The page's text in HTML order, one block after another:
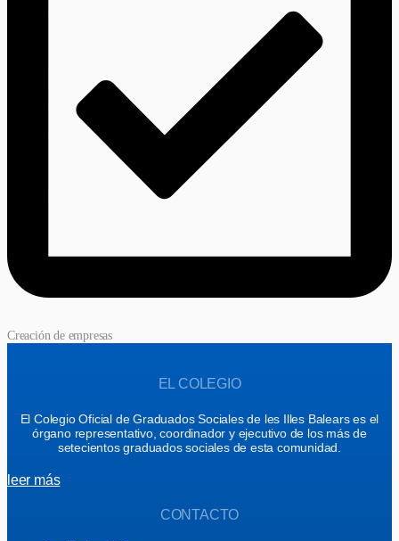
Creación de empresas
EL COLEGIO
El Colegio Oficial de Graduados Sociales de les Illes Balears es el
órgano representativo, coordinador y ejecutivo de los más de
setecientos graduados sociales de esta comunidad.
leer más
CONTACTO